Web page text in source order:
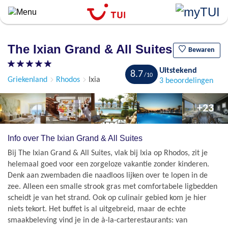
Overslaan
algemene
gaan
The Ixian Grand & All Suites Bewaren
Griekenland Rhodos Ixia
8.7
Uitstekend
3 beoordelingen
+23
Info over The Ixian Grand & All Suites
Bij The Ixian Grand & All Suites, vlak bij Ixia op Rhodos, zit je
helemaal goed voor een zorgeloze vakantie zonder kinderen.
Denk aan zwembaden die naadloos lijken over te lopen in de
zee. Alleen een smalle strook gras met comfortabele ligbedden
scheidt je van het strand. Ook op culinair gebied kom je hier
niets tekort. Het buffet is al uitgebreid, maar de echte
smaakbeleving vind je in de à-la-carterestaurants: van